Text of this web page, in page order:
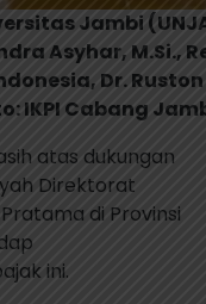
Jambi
Asyhar, M.Si.,
Dr. Ruston
IKPI Cabang
atas dukungan
Direktorat
di Provinsi
ini.